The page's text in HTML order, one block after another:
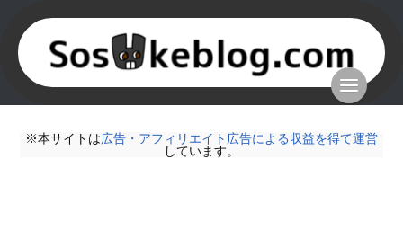
※本サイトは広告・アフィリエイト広告による収益を得て運営
しています。